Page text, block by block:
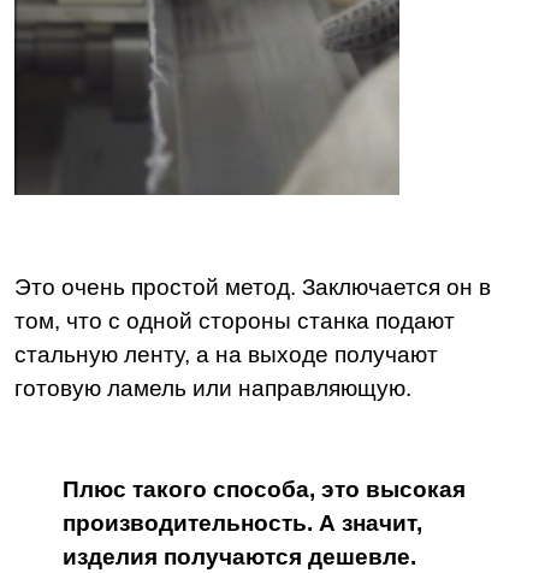
Это очень простой метод. Заключается он в
том, что с одной стороны станка подают
стальную ленту, а на выходе получают
готовую ламель или направляющую.
Плюс такого способа, это высокая
производительность. А значит,
изделия получаются дешевле.